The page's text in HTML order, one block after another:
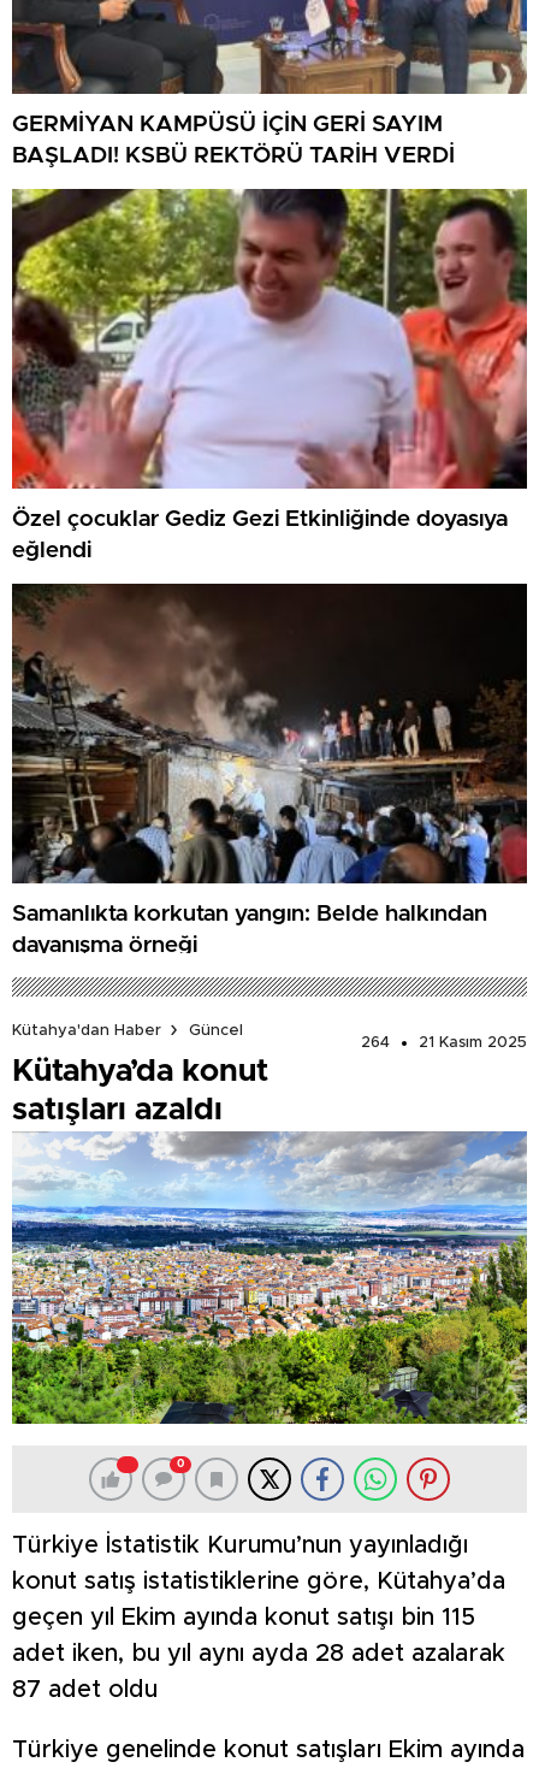
GERMİYAN KAMPÜSÜ İÇİN GERİ SAYIM
BAŞLADI! KSBÜ REKTÖRÜ TARİH VERDİ
Özel çocuklar Gediz Gezi Etkinliğinde doyasıya
eğlendi
Samanlıkta korkutan yangın: Belde halkından
dayanışma örneği
Kütahya'dan Haber
Güncel
264
21 Kasım 2025
Kütahya’da konut
satışları azaldı
0
Türkiye İstatistik Kurumu’nun yayınladığı
konut satış istatistiklerine göre, Kütahya’da
geçen yıl Ekim ayında konut satışı bin 115
adet iken, bu yıl aynı ayda 28 adet azalarak
87 adet oldu
Türkiye genelinde konut satışları Ekim ayında